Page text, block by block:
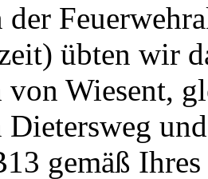
der
übten wir
von Wiesent,
Dietersweg
gemäß